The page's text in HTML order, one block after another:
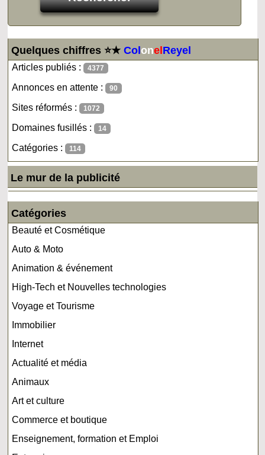
Quelques chiffres ⭐★ColonelReyel
Articles publiés : 4377
Annonces en attente : 90
Sites réformés : 1072
Domaines fusillés : 14
Catégories : 114
Le mur de la publicité
Catégories
Beauté et Cosmétique
Auto & Moto
Animation & événement
High-Tech et Nouvelles technologies
Voyage et Tourisme
Immobilier
Internet
Actualité et média
Animaux
Art et culture
Commerce et boutique
Enseignement, formation et Emploi